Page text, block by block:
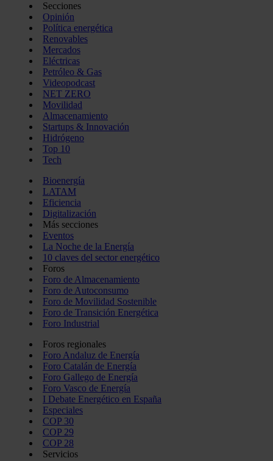
Secciones
Opinión
Política energética
Renovables
Mercados
Eléctricas
Petróleo & Gas
Videopodcast
NET ZERO
Movilidad
Almacenamiento
Startups & Innovación
Hidrógeno
Top 10
Tech
Bioenergía
LATAM
Eficiencia
Digitalización
Más secciones
Eventos
La Noche de la Energía
10 claves del sector energético
Foros
Foro de Almacenamiento
Foro de Autoconsumo
Foro de Movilidad Sostenible
Foro de Transición Energética
Foro Industrial
Foros regionales
Foro Andaluz de Energía
Foro Catalán de Energía
Foro Gallego de Energía
Foro Vasco de Energía
I Debate Energético en España
Especiales
COP 30
COP 29
COP 28
Servicios